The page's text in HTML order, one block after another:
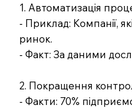
1. Автоматизація
- Приклад: Компанії,
ринок.
- Факт: За даними
2. Покращення
- Факти: 70%